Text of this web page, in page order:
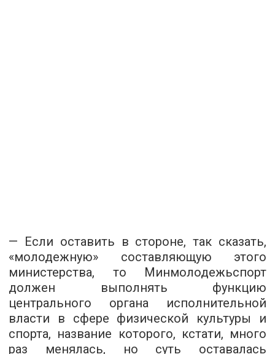
— Если оставить в стороне, так сказать,
«молодежную» составляющую этого
министерства, то Минмолодежьспорт
должен выполнять функцию
центрального органа исполнительной
власти в сфере физической культуры и
спорта, название которого, кстати, много
раз менялась, но суть оставалась